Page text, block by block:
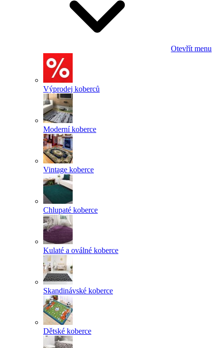
Otevřít menu
Výprodej koberců
Moderní koberce
Vintage koberce
Chlupaté koberce
Kulaté a oválné koberce
Skandinávské koberce
Dětské koberce